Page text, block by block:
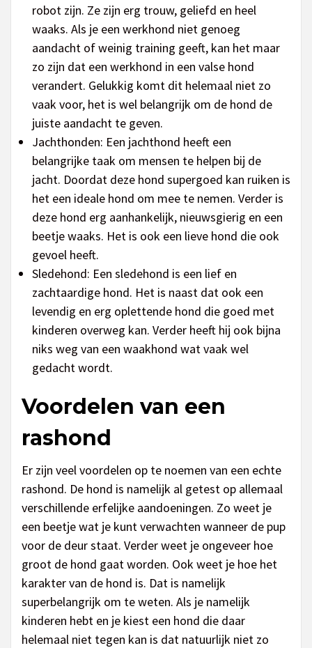
robot zijn. Ze zijn erg trouw, geliefd en heel
waaks. Als je een werkhond niet genoeg
aandacht of weinig training geeft, kan het maar
zo zijn dat een werkhond in een valse hond
verandert. Gelukkig komt dit helemaal niet zo
vaak voor, het is wel belangrijk om de hond de
juiste aandacht te geven.
Jachthonden: Een jachthond heeft een
belangrijke taak om mensen te helpen bij de
jacht. Doordat deze hond supergoed kan ruiken is
het een ideale hond om mee te nemen. Verder is
deze hond erg aanhankelijk, nieuwsgierig en een
beetje waaks. Het is ook een lieve hond die ook
gevoel heeft.
Sledehond: Een sledehond is een lief en
zachtaardige hond. Het is naast dat ook een
levendig en erg oplettende hond die goed met
kinderen overweg kan. Verder heeft hij ook bijna
niks weg van een waakhond wat vaak wel
gedacht wordt.
Voordelen van een
rashond
Er zijn veel voordelen op te noemen van een echte
rashond. De hond is namelijk al getest op allemaal
verschillende erfelijke aandoeningen. Zo weet je
een beetje wat je kunt verwachten wanneer de pup
voor de deur staat. Verder weet je ongeveer hoe
groot de hond gaat worden. Ook weet je hoe het
karakter van de hond is. Dat is namelijk
superbelangrijk om te weten. Als je namelijk
kinderen hebt en je kiest een hond die daar
helemaal niet tegen kan is dat natuurlijk niet zo